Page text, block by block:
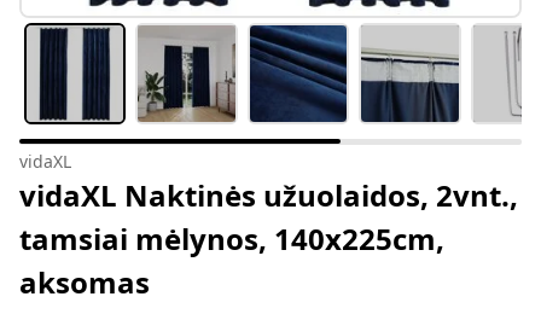
vidaXL
vidaXL Naktinės užuolaidos, 2vnt.,
tamsiai mėlynos, 140x225cm,
aksomas